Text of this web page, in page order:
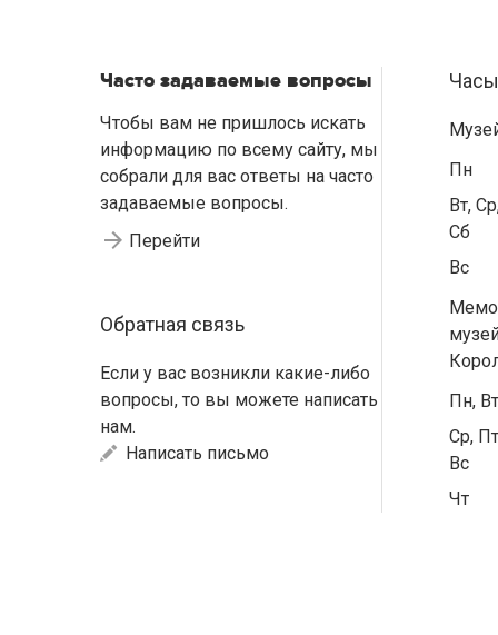
Часто задаваемые вопросы
Чтобы вам не пришлось искать
информацию по всему сайту, мы
собрали для вас ответы на часто
задаваемые вопросы.
Перейти
Обратная связь
Если у вас возникли какие-либо
вопросы, то вы можете написать
нам.
Написать письмо
Пн
Вт,
Сб
Вс
Пн,
Ср,
Вс
Чт